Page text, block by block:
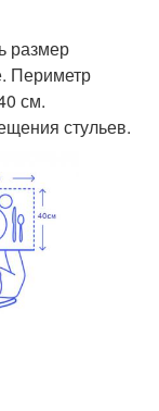
размер
Периметр
см.
стульев.